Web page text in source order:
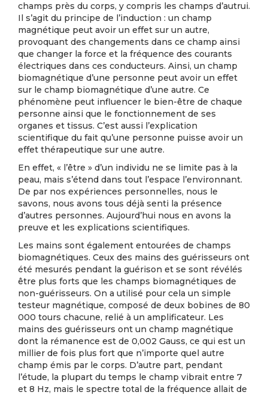
champs près du corps, y compris les champs d’autrui.
Il s’agit du principe de l’induction : un champ
magnétique peut avoir un effet sur un autre,
provoquant des changements dans ce champ ainsi
que changer la force et la fréquence des courants
électriques dans ces conducteurs. Ainsi, un champ
biomagnétique d’une personne peut avoir un effet
sur le champ biomagnétique d’une autre. Ce
phénomène peut influencer le bien-être de chaque
personne ainsi que le fonctionnement de ses
organes et tissus. C’est aussi l’explication
scientifique du fait qu’une personne puisse avoir un
effet thérapeutique sur une autre.
En effet, « l’être » d’un individu ne se limite pas à la
peau, mais s’étend dans tout l’espace l’environnant.
De par nos expériences personnelles, nous le
savons, nous avons tous déjà senti la présence
d’autres personnes. Aujourd’hui nous en avons la
preuve et les explications scientifiques.
Les mains sont également entourées de champs
biomagnétiques. Ceux des mains des guérisseurs ont
été mesurés pendant la guérison et se sont révélés
être plus forts que les champs biomagnétiques de
non-guérisseurs. On a utilisé pour cela un simple
testeur magnétique, composé de deux bobines de 80
000 tours chacune, relié à un amplificateur. Les
mains des guérisseurs ont un champ magnétique
dont la rémanence est de 0,002 Gauss, ce qui est un
millier de fois plus fort que n’importe quel autre
champ émis par le corps. D’autre part, pendant
l’étude, la plupart du temps le champ vibrait entre 7
et 8 Hz, mais le spectre total de la fréquence allait de